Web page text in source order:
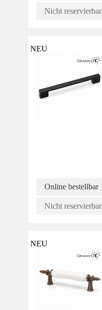
Nicht reservierbar
NEU
Online bestellbar
Nicht reservierbar
NEU